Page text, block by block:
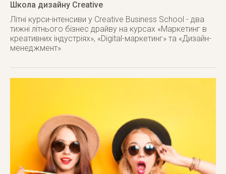
Школа дизайну Creative
Літні курси-інтенсиви у Creative Business School - два
тижні літнього бізнес драйву на курсах «Маркетинг в
креативних індустріях», «Digital-маркетинг» та «Дизайн-
менеджмент»